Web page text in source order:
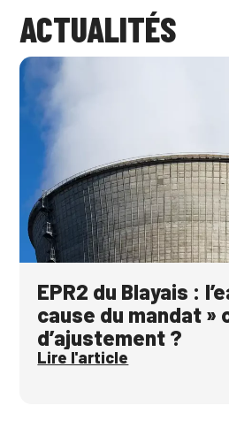
ACTUALITÉS
EPR2 du Blayais :
cause du mandat »
d’ajustement ?
Lire l'article